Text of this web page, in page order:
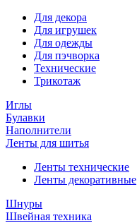
Для декора
Для игрушек
Для одежды
Для пэчворка
Технические
Трикотаж
Иглы
Булавки
Наполнители
Ленты для шитья
Ленты технические
Ленты декоративные
Шнуры
Швейная техника